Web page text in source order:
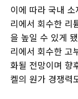
이에 따라 국내
리에서 회수한 리
을 높일 수 있게
리에서 회수한 고
화될 전망이며 향
켈의 원가 경쟁력